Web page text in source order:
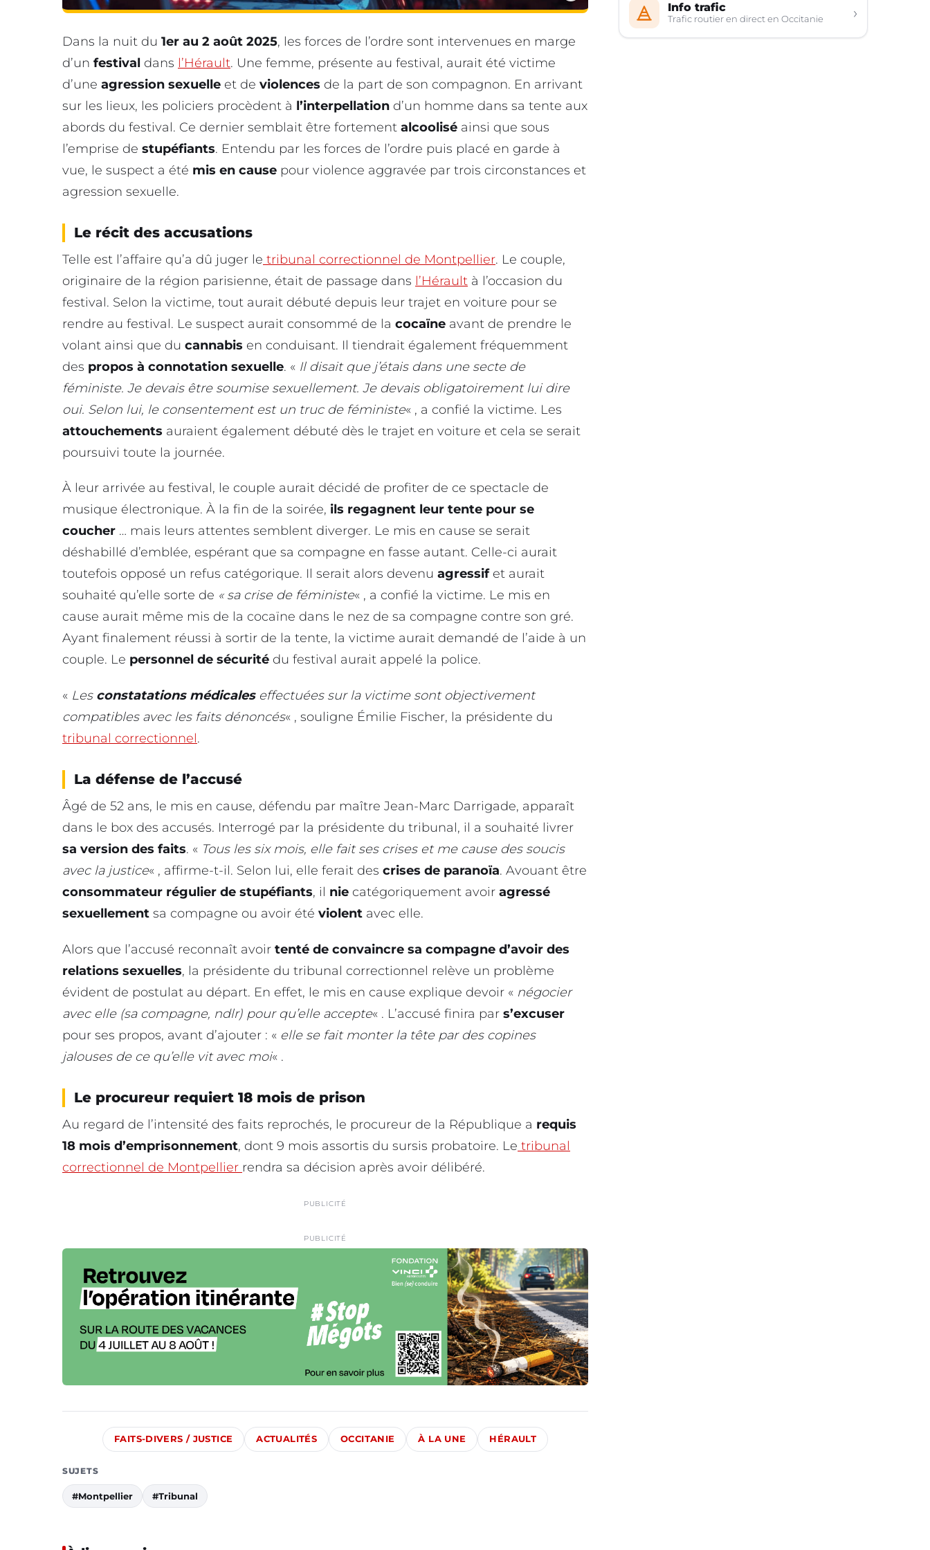
Dans la nuit du 1er au 2 août 2025, les forces de l’ordre sont intervenues en marge
d’un festival dans l’Hérault. Une femme, présente au festival, aurait été victime
d’une agression sexuelle et de violences de la part de son compagnon. En arrivant
sur les lieux, les policiers procèdent à l’interpellation d’un homme dans sa tente aux
abords du festival. Ce dernier semblait être fortement alcoolisé ainsi que sous
l’emprise de stupéfiants. Entendu par les forces de l’ordre puis placé en garde à
vue, le suspect a été mis en cause pour violence aggravée par trois circonstances et
agression sexuelle.
Le récit des accusations
Telle est l’affaire qu’a dû juger le tribunal correctionnel de Montpellier. Le couple,
originaire de la région parisienne, était de passage dans l’Hérault à l’occasion du
festival. Selon la victime, tout aurait débuté depuis leur trajet en voiture pour se
rendre au festival. Le suspect aurait consommé de la cocaïne avant de prendre le
volant ainsi que du cannabis en conduisant. Il tiendrait également fréquemment
des propos à connotation sexuelle. « Il disait que j’étais dans une secte de
féministe. Je devais être soumise sexuellement. Je devais obligatoirement lui dire
oui. Selon lui, le consentement est un truc de féministe« , a confié la victime. Les
attouchements auraient également débuté dès le trajet en voiture et cela se serait
poursuivi toute la journée.
À leur arrivée au festival, le couple aurait décidé de profiter de ce spectacle de
musique électronique. À la fin de la soirée, ils regagnent leur tente pour se
coucher … mais leurs attentes semblent diverger. Le mis en cause se serait
déshabillé d’emblée, espérant que sa compagne en fasse autant. Celle-ci aurait
toutefois opposé un refus catégorique. Il serait alors devenu agressifet aurait
souhaité qu’elle sorte de « sa crise de féministe« , a confié la victime. Le mis en
cause aurait même mis de la cocaïne dans le nez de sa compagne contre son gré.
Ayant finalement réussi à sortir de la tente, la victime aurait demandé de l’aide à un
couple. Le personnel de sécurité du festival aurait appelé la police.
« Les constatations médicaleseffectuées sur la victime sont objectivement
compatibles avec les faits dénoncés« , souligne Émilie Fischer, la présidente du
tribunal correctionnel.
La défense de l’accusé
Âgé de 52 ans, le mis en cause, défendu par maître Jean-Marc Darrigade, apparaît
dans le box des accusés. Interrogé par la présidente du tribunal, il a souhaité livrer
sa version des faits. « Tous les six mois, elle fait ses crises et me cause des soucis
avec la justice« , affirme-t-il. Selon lui, elle ferait des crises de paranoïa. Avouant être
consommateur régulier de stupéfiants, il nie catégoriquement avoir agressé
sexuellement sa compagne ou avoir été violent avec elle.
Alors que l’accusé reconnaît avoir tenté de convaincre sa compagne d’avoir des
relations sexuelles, la présidente du tribunal correctionnel relève un problème
évident de postulat au départ. En effet, le mis en cause explique devoir « négocier
avec elle (sa compagne, ndlr) pour qu’elle accepte« . L’accusé finira par s’excuser
pour ses propos, avant d’ajouter : « elle se fait monter la tête par des copines
jalouses de ce qu’elle vit avec moi« .
Le procureur requiert 18 mois de prison
Au regard de l’intensité des faits reprochés, le procureur de la République a requis
18 mois d’emprisonnement, dont 9 mois assortis du sursis probatoire. Le tribunal
correctionnel de Montpellier rendra sa décision après avoir délibéré.
PUBLICITÉ
PUBLICITÉ
FAITS-DIVERS / JUSTICE ACTUALITÉS OCCITANIE À LA UNE HÉRAULT
SUJETS
#Montpellier #Tribunal
Info trafic
Trafic routier en direct en Occitanie ›